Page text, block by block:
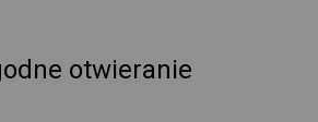
otwieranie